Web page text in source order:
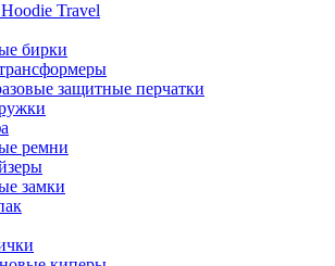
Travel
бирки
защитные перчатки
ремни
замки